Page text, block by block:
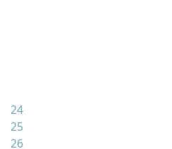
24
25
26